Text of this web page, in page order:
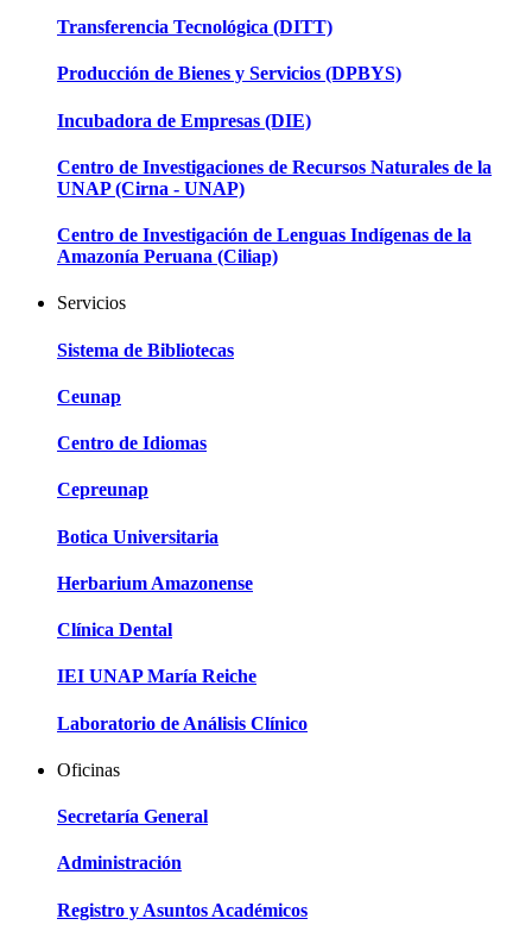
Transferencia Tecnológica (DITT)
Producción de Bienes y Servicios (DPBYS)
Incubadora de Empresas (DIE)
Centro de Investigaciones de Recursos Naturales de la
UNAP (Cirna - UNAP)
Centro de Investigación de Lenguas Indígenas de la
Amazonía Peruana (Ciliap)
Servicios
Sistema de Bibliotecas
Ceunap
Centro de Idiomas
Cepreunap
Botica Universitaria
Herbarium Amazonense
Clínica Dental
IEI UNAP María Reiche
Laboratorio de Análisis Clínico
Oficinas
Secretaría General
Administración
Registro y Asuntos Académicos